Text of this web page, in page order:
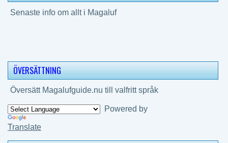
Senaste info om allt i Magaluf
ÖVERSÄTTNING
Översätt Magalufguide.nu till valfritt språk
Powered by
Translate